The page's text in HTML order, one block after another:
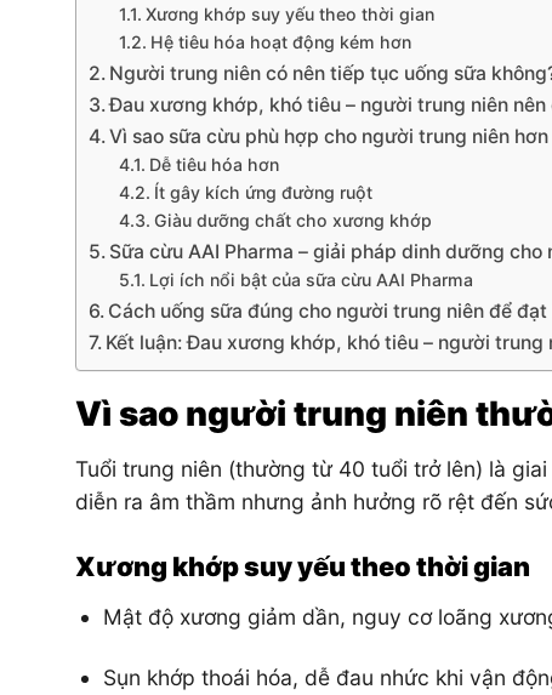
Xương khớp suy yếu theo thời gian
Hệ tiêu hóa hoạt động kém hơn
Người trung niên có nên tiếp tục uống sữa
Đau xương khớp, khó tiêu – người trung niên nên
Vì sao sữa cừu phù hợp cho người trung niên hơn
Dễ tiêu hóa hơn
Ít gây kích ứng đường ruột
Giàu dưỡng chất cho xương khớp
Sữa cừu AAI Pharma – giải pháp dinh dưỡng
Lợi ích nổi bật của sữa cừu AAI Pharma
Cách uống sữa đúng cho người trung niên để
Kết luận: Đau xương khớp, khó tiêu – người trung
Vì sao người trung niên
Tuổi trung niên (thường từ 40 tuổi trở lên) là
diễn ra âm thầm nhưng ảnh hưởng rõ rệt đến
Xương khớp suy yếu theo thời gian
Mật độ xương giảm dần, nguy cơ loãng
Sụn khớp thoái hóa, dễ đau nhức khi vận